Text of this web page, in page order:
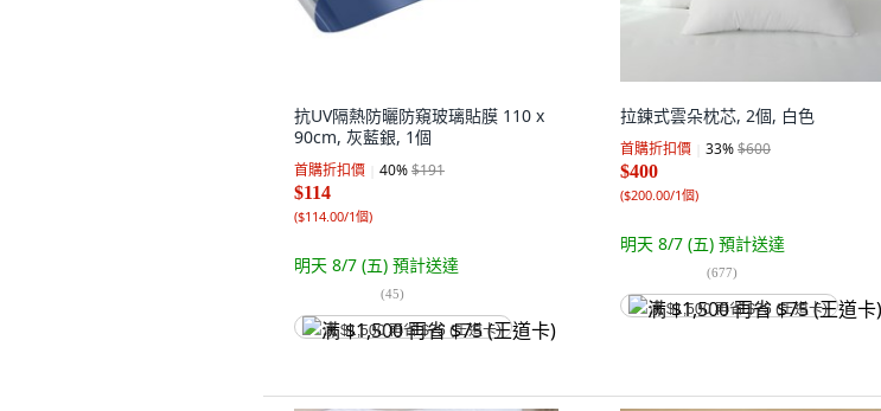
抗UV隔熱防曬防窺玻璃貼膜 110 x
90cm, 灰藍銀, 1個
首購折扣價 40%$191
$114
($114.00/1個)
明天 8/7 (五) 預計送達
(45)
满 $1,500 再省 $75 (王道卡)
拉鍊式雲朵枕芯, 2個, 白色
首購折扣價 33%$600
$400
($200.00/1個)
明天 8/7 (五) 預計送達
(677)
满 $1,500 再省 $75 (王道卡)